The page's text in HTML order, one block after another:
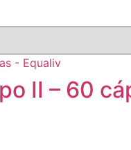
II – 60